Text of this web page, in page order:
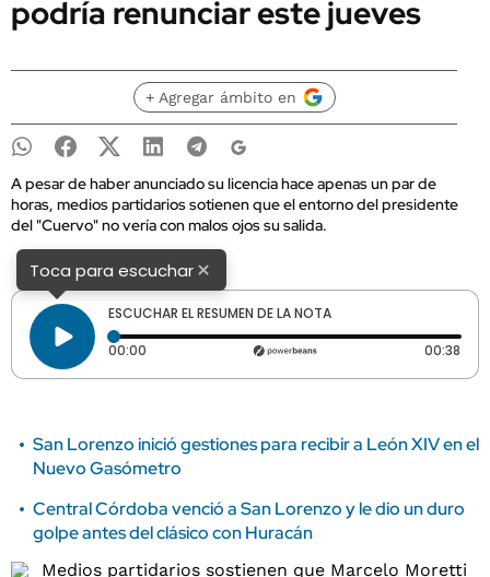
podría renunciar este jueves
+ Agregar ámbito en
A pesar de haber anunciado su licencia hace apenas un par de
horas, medios partidarios sotienen que el entorno del presidente
del "Cuervo" no vería con malos ojos su salida.
Toca para escuchar×
ESCUCHAR EL RESUMEN DE LA NOTA
00:00 Tiempo transcurrido: 0 segundos 00:38
San Lorenzo inició gestiones para recibir a León XIV en el
Nuevo Gasómetro
Central Córdoba venció a San Lorenzo y le dio un duro
golpe antes del clásico con Huracán